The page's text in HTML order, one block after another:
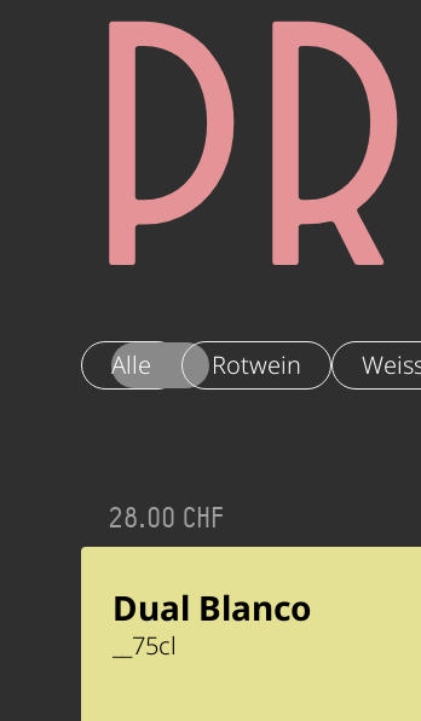
Alle Rotwein
28.00 CHF
Dual Blanco
75cl